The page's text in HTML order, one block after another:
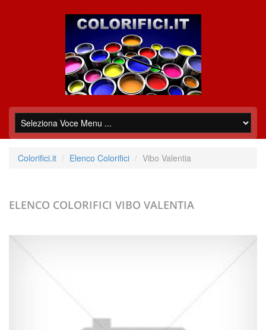
Colorifici.it Elenco Colorifici Vibo Valentia
ELENCO COLORIFICI VIBO VALENTIA